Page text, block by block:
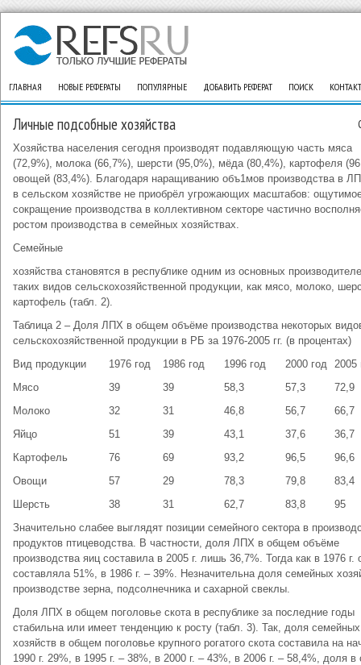
ГЛАВНАЯ НОВЫЕ РЕФЕРАТЫ ПОПУЛЯРНЫЕ ДОБАВИТЬ РЕФЕРАТ ПОИСК
Личные подсобные хозяйства
Хозяйства населения сегодня производят подавляющую часть мяса
(72,9%), молока (66,7%), шерсти (95,0%), мёда (80,4%), картофеля
овощей (83,4%). Благодаря наращиванию объ1мов производства в
в сельском хозяйстве не приобрёл угрожающих масштабов:
сокращение производства в коллективном секторе частично
ростом производства в семейных хозяйствах.
Семейные
хозяйства становятся в республике одним из основных
таких видов сельскохозяйственной продукции, как мясо, молоко,
картофель (табл. 2).
Таблица 2 – Доля ЛПХ в общем объёме производства некоторых
сельскохозяйственной продукции в РБ за 1976-2005 гг. (в процентах)
Вид продукции
1976 год 1986 год 1996 год 2000 год 2005
Мясо
39 39 58,3 57,3
72,9
Молоко
32 31 46,8 56,7
66,7
Яйцо
51 39 43,1 37,6
36,7
Картофель
76 69 93,2 96,5
96,6
Овощи
57 29 78,3 79,8
83,4
Шерсть
38 31 62,7 83,8
95
Значительно слабее выглядят позиции семейного сектора в
продуктов птицеводства. В частности, доля ЛПХ в общем объёме
производства яиц составила в 2005 г. лишь 36,7%. Тогда как в 1976 г.
составляла 51%, в 1986 г. – 39%. Незначительна доля семейных
производстве зерна, подсолнечника и сахарной свеклы.
Доля ЛПХ в общем поголовье скота в республике за последние годы
стабильна или имеет тенденцию к росту (табл. 3). Так, доля семейных
хозяйств в общем поголовье крупного рогатого скота составила на
1990 г. 29%, в 1995 г. – 38%, в 2000 г. – 43%, в 2006 г. – 58,4%, доля